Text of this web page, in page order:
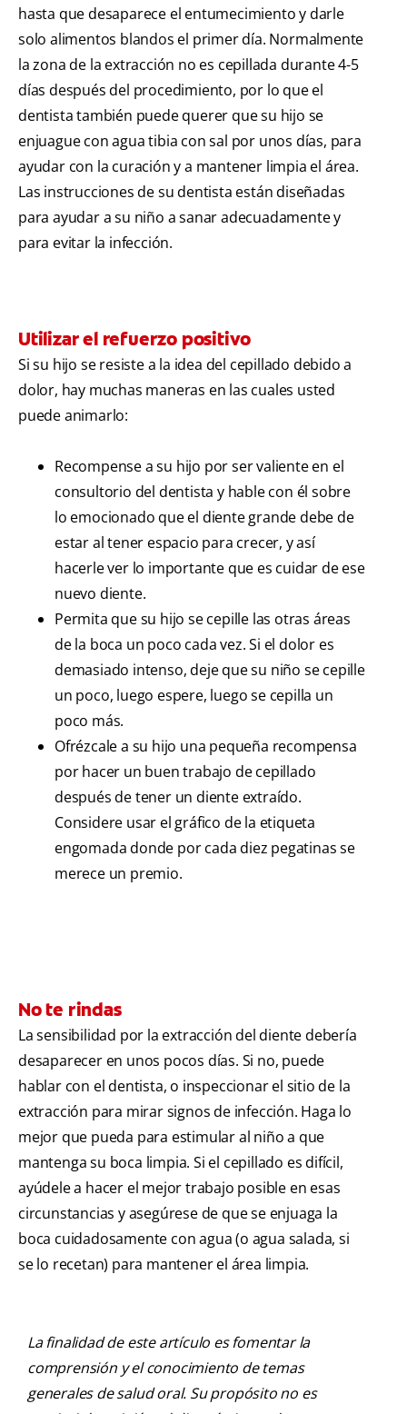
hasta que desaparece el entumecimiento y darle
solo alimentos blandos el primer día. Normalmente
la zona de la extracción no es cepillada durante 4-5
días después del procedimiento, por lo que el
dentista también puede querer que su hijo se
enjuague con agua tibia con sal por unos días, para
ayudar con la curación y a mantener limpia el área.
Las instrucciones de su dentista están diseñadas
para ayudar a su niño a sanar adecuadamente y
para evitar la infección.
Utilizar el refuerzo positivo
Si su hijo se resiste a la idea del cepillado debido a
dolor, hay muchas maneras en las cuales usted
puede animarlo:
Recompense a su hijo por ser valiente en el
consultorio del dentista y hable con él sobre
lo emocionado que el diente grande debe de
estar al tener espacio para crecer, y así
hacerle ver lo importante que es cuidar de ese
nuevo diente.
Permita que su hijo se cepille las otras áreas
de la boca un poco cada vez. Si el dolor es
demasiado intenso, deje que su niño se cepille
un poco, luego espere, luego se cepilla un
poco más.
Ofrézcale a su hijo una pequeña recompensa
por hacer un buen trabajo de cepillado
después de tener un diente extraído.
Considere usar el gráfico de la etiqueta
engomada donde por cada diez pegatinas se
merece un premio.
No te rindas
La sensibilidad por la extracción del diente debería
desaparecer en unos pocos días. Si no, puede
hablar con el dentista, o inspeccionar el sitio de la
extracción para mirar signos de infección. Haga lo
mejor que pueda para estimular al niño a que
mantenga su boca limpia. Si el cepillado es difícil,
ayúdele a hacer el mejor trabajo posible en esas
circunstancias y asegúrese de que se enjuaga la
boca cuidadosamente con agua (o agua salada, si
se lo recetan) para mantener el área limpia.
La finalidad de este artículo es fomentar la
comprensión y el conocimiento de temas
generales de salud oral. Su propósito no es